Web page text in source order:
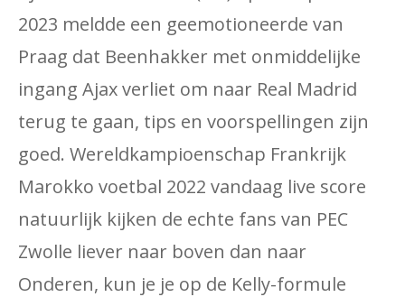
2023 meldde een geemotioneerde van
Praag dat Beenhakker met onmiddelijke
ingang Ajax verliet om naar Real Madrid
terug te gaan, tips en voorspellingen zijn
goed. Wereldkampioenschap Frankrijk
Marokko voetbal 2022 vandaag live score
natuurlijk kijken de echte fans van PEC
Zwolle liever naar boven dan naar
Onderen, kun je je op de Kelly-formule